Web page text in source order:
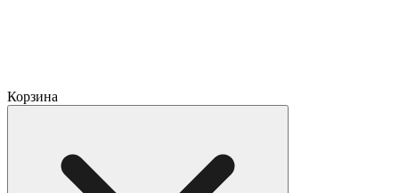
Корзина